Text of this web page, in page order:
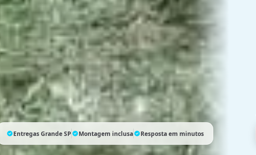
Entregas Grande SP Montagem inclusa Resposta em minutos